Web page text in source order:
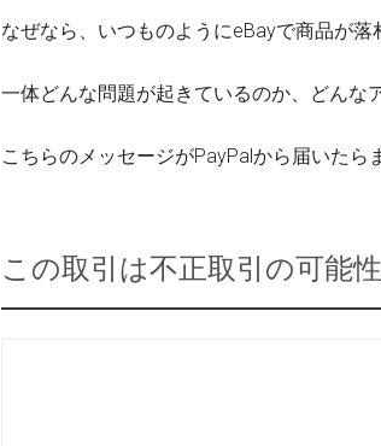
なぜなら、いつものようにeBayで商品が落
一体どんな問題が起きているのか、どんな
こちらのメッセージがPayPalから届いたら
この取引は不正取引の可能